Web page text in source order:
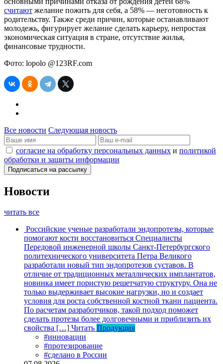
считают желание пожить для себя, а 58% — неготовность к
родительству. Также среди причин, которые останавливают
молодежь, фигурирует желание сделать карьеру, непростая
экономическая ситуация в стране, отсутствие жилья,
финансовые трудности.
Фото: lopolo @123RF.com
Все новости Следующая новость
согласие на обработку персональных данных и политикой
обработки и защиты информации
Новости
читать все
Российские ученые разработали эндопротезы, которые
помогают кости восстановиться Специалисты
Передовой инженерной школы Санкт-Петербургского
политехнического университета Петра Великого
разработали новый тип эндопротезов суставов. В
отличие от традиционных металлических имплантатов,
новинка имеет пористую решетчатую структуру. Она не
только выдерживает высокие нагрузки, но и создает
условия для роста собственной костной ткани пациента.
По расчетам разработчиков, такой подход поможет
сделать протезы более долговечными и приблизить их
свойства […] Читать Продукция
#инновации
#протезирование
#сделано в России